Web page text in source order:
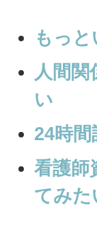
もっ
人間関
い
24時
看護師
てみた